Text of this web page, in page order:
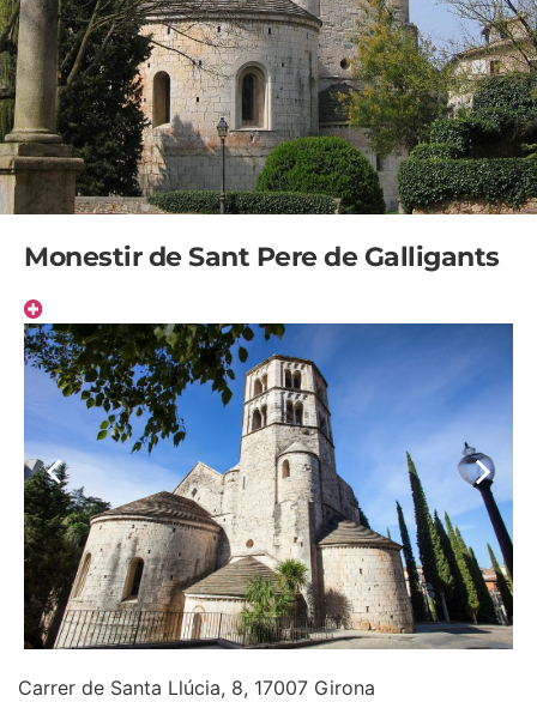
Monestir de Sant Pere de Galligants
Carrer de Santa Llúcia, 8, 17007 Girona